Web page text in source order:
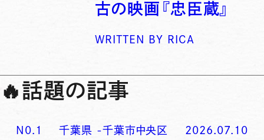
古の映画『忠臣蔵』
WRITTEN BY RICA
🔥話題の記事
N0. 1 千葉県 -千葉市中央区 2026.07.10